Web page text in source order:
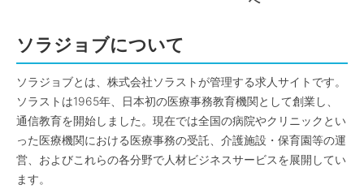
ソラジョブについて
ソラジョブとは、株式会社ソラストが管理する求人サイトです。
ソラストは1965年、日本初の医療事務教育機関として創業し、
通信教育を開始しました。現在では全国の病院やクリニックとい
った医療機関における医療事務の受託、介護施設・保育園等の運
営、およびこれらの各分野で人材ビジネスサービスを展開してい
ます。